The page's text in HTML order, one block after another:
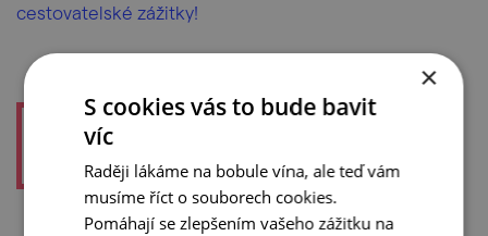
cestovatelské zážitky!
Kam vás
×
S cookies vás to bude bavit
víc
Raději lákáme na bobule vína, ale teď vám
musíme říct o souborech cookies.
Pomáhají se zlepšením vašeho zážitku na